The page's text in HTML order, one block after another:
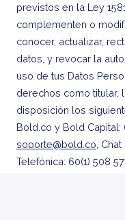
previstos en la Ley
complementen o
conocer, actualizar,
datos, y revocar la
uso de tus Datos
derechos como titular,
disposición los
Bold.co y Bold
soporte@bold.co ,
Telefónica: 60(1) 508